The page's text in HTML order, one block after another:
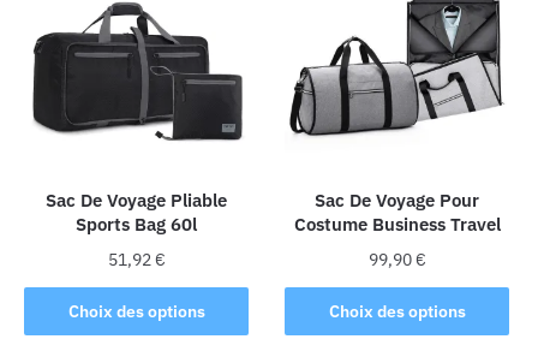
options
peuvent
choisies
sur
page
du
produit
Sac De Voyage Pliable
Sports Bag 60l
51,92€
Choix des options
Ce
produit
Sac De Voyage Pour
Costume Business Travel
99,90€
Choix des options
Ce
produit